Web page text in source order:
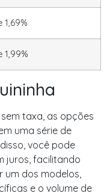
1,69%
1,99%
taxa, as opções
uma série de
você pode
juros, facilitando
um dos modelos,
e o volume de